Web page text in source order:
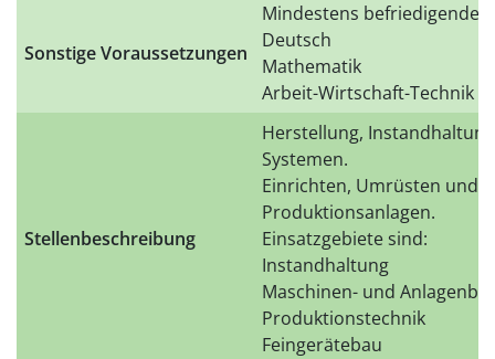
Sonstige Voraussetzungen
Mindestens befriedigende
Deutsch
Mathematik
Arbeit-Wirtschaft-Technik
Stellenbeschreibung
Herstellung,
Systemen.
Einrichten, Umrüsten und
Produktionsanlagen.
Einsatzgebiete sind:
Instandhaltung
Maschinen- und
Produktionstechnik
Feingerätebau